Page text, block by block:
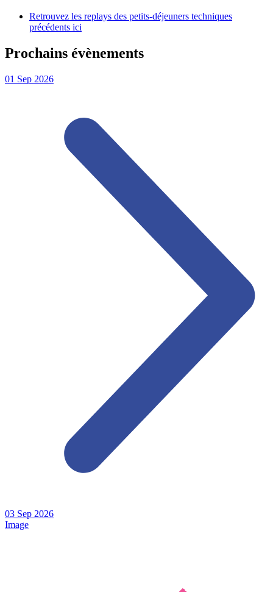
Retrouvez les replays des petits-déjeuners techniques
précédents ici
Prochains évènements
01 Sep 2026
03 Sep 2026
Image